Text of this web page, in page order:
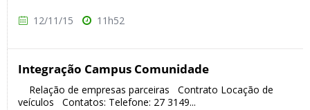
12/11/15 11h52
Integração Campus Comunidade
Relação de empresas parceiras Contrato Locação de
veículos Contatos: Telefone: 27 3149...